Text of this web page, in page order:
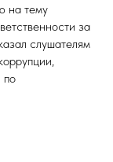
на тему
за
слушателям
по